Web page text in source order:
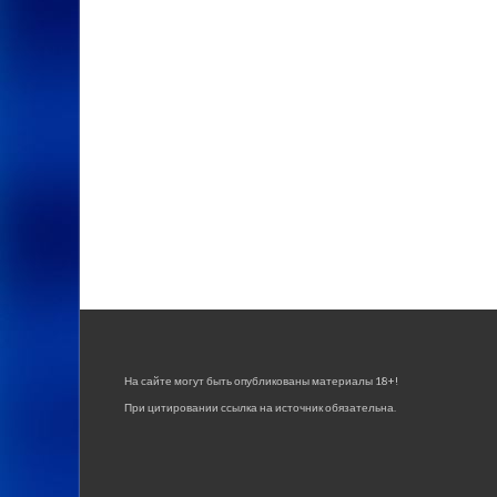
На сайте могут быть опубликованы материалы 18+!
При цитировании ссылка на источник обязательна.